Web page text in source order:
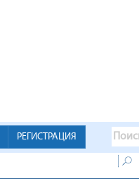
РЕГИСТРАЦИЯ